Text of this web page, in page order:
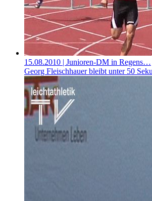
15.08.2010 | Junioren-DM in Regens…
Georg Fleischhauer bleibt unter 50